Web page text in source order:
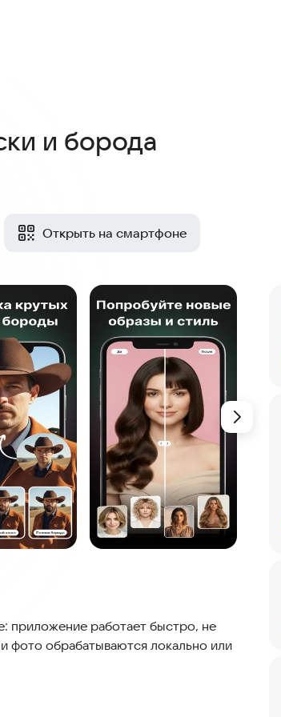
и борода
Открыть на смартфоне
приложение работает быстро, не
фото обрабатываются локально или